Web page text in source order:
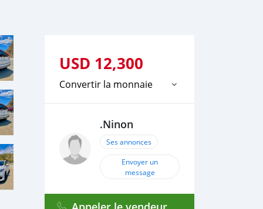
USD 12,300
Convertir la monnaie
.Ninon
Ses annonces
Envoyer un
message